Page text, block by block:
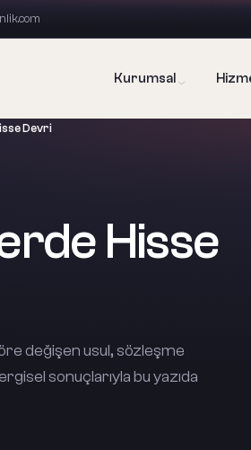
Kurumsal
Devri
Hisse
değişen usul, sözleşme
sonuçlarıyla bu yazıda